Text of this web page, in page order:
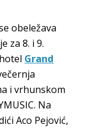
obeležava
za 8. i 9.
Grand
i vrhunskom
Na
Aco Pejović,